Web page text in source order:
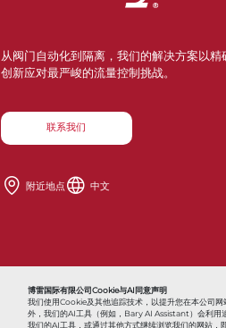
博雷国际有限公司Cookie与AI同意声明
我们使用Cookie及其他追踪技术，以提升您在本公司
外，我们的AI工具（例如，Bary AI Assistant）会利用
我们的AI工具，或通过其他方式继续浏览我们的网站
从阀门自动化到隔离，我们的解决方案以精
创新应对最严峻的流量控制挑战。
联系我们
附近地点 中文